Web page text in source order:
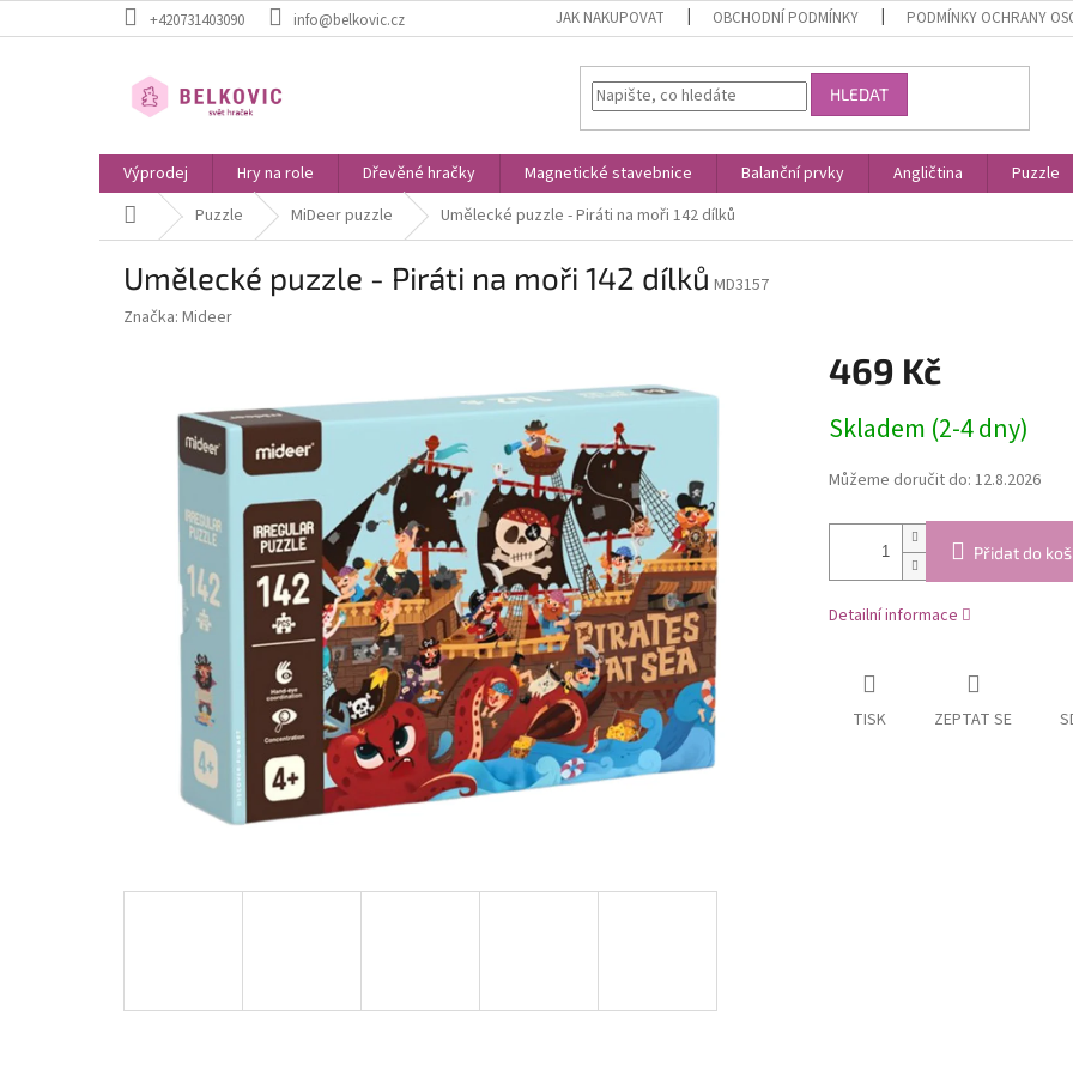
na
+420731403090 info@belkovic.cz JAK NAKUPOVAT OBCHODNÍ PODMÍNKY PODMÍNKY OCHRANY
HLEDAT
Výprodej Hry na role Dřevěné hračky Magnetické stavebnice Balanční prvky Angličtina Puzzle
Domů Puzzle MiDeer puzzle Umělecké puzzle - Piráti na moři 142 dílků
Umělecké puzzle - Piráti na moři 142 dílků MD3157
Značka: Mideer
469 Kč
cena:
Skladem (2-4 dny)
Můžeme doručit do: 12.8.2026
Přidat do
Detailní informace
TISK ZEPTAT SE